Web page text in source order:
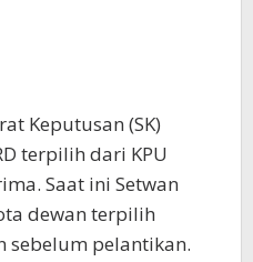
Keputusan (SK)
terpilih dari KPU
Saat ini Setwan
dewan terpilih
sebelum pelantikan.